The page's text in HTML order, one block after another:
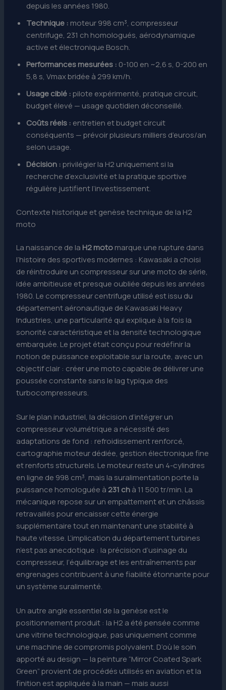
depuis les années 1980.
Technique : moteur 998 cm³, compresseur
centrifuge, 231 ch homologués, aérodynamique
active et électronique Bosch.
Performances mesurées : 0-100 en ~2,6 s, 0-200 en
5,8 s, Vmax bridée à 299 km/h.
Usage ciblé :pilote expérimenté, pratique circuit,
budget élevé — usage quotidien déconseillé.
Coûts réels : entretien et budget circuit
conséquents — prévoir plusieurs milliers d’euros/an
selon usage.
Décision :privilégier la H2 uniquement si la
recherche d’exclusivité et la pratique sportive
régulière justifient l’investissement.
Contexte historique et genèse technique de la H2
moto
La naissance de la H2 motomarque une rupture dans
l’histoire des sportives modernes : Kawasaki a choisi
de réintroduire un compresseur sur une moto de série,
idée ambitieuse et presque oubliée depuis les années
1980. Le compresseur centrifuge utilisé est issu du
département aéronautique de Kawasaki Heavy
Industries, une particularité qui explique à la fois la
sonorité caractéristique et la densité technologique
embarquée. Le projet était conçu pour redéfinir la
notion de puissance exploitable sur la route, avec un
objectif clair : créer une moto capable de délivrer une
poussée constante sans le lag typique des
turbocompresseurs.
Sur le plan industriel, la décision d’intégrer un
compresseur volumétrique a nécessité des
adaptations de fond : refroidissement renforcé,
cartographie moteur dédiée, gestion électronique fine
et renforts structurels. Le moteur reste un 4-cylindres
en ligne de 998 cm³, mais la suralimentation porte la
puissance homologuée à 231 chà 11 500 tr/min. La
mécanique repose sur un empattement et un châssis
retravaillés pour encaisser cette énergie
supplémentaire tout en maintenant une stabilité à
haute vitesse. L’implication du département turbines
n’est pas anecdotique : la précision d’usinage du
compresseur, l’équilibrage et les entraînements par
engrenages contribuent à une fiabilité étonnante pour
un système suralimenté.
Un autre angle essentiel de la genèse est le
positionnement produit : la H2 a été pensée comme
une vitrine technologique, pas uniquement comme
une machine de compromis polyvalent. D’où le soin
apporté au design — la peinture “Mirror Coated Spark
Green” provient de procédés utilisés en aviation et la
finition est appliquée à la main — mais aussi